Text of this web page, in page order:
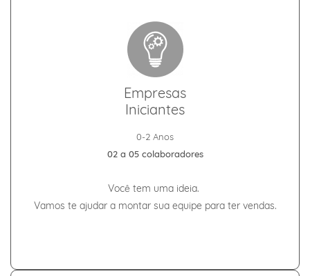
Empresas
Iniciantes
0-2 Anos
02 a 05 colaboradores
Você tem uma ideia.
Vamos te ajudar a montar sua equipe para ter vendas.